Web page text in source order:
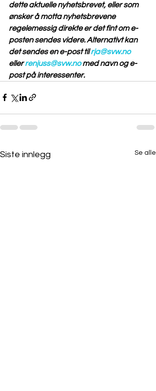
dette aktuelle nyhetsbrevet, eller som
ønsker å motta nyhetsbrevene
regelemessig direkte er det fint om e-
posten sendes videre. Alternativt kan
det sendes en e-post til rja@svw.no
eller renjuss@svw.no med navn og e-
post på interessenter.
Siste innlegg Se alle